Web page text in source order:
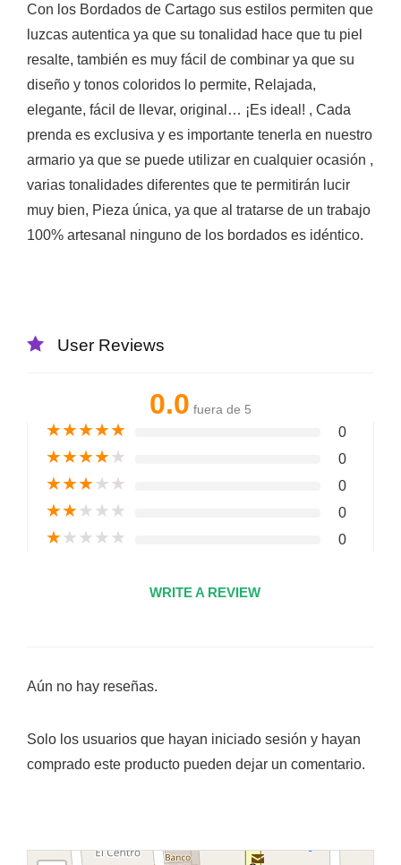
Con los Bordados de Cartago sus estilos permiten que
luzcas autentica ya que su tonalidad hace que tu piel
resalte, también es muy fácil de combinar ya que su
diseño y tonos coloridos lo permite, Relajada,
elegante, fácil de llevar, original… ¡Es ideal! , Cada
prenda es exclusiva y es importante tenerla en nuestro
armario ya que se puede utilizar en cualquier ocasión ,
varias tonalidades diferentes que te permitirán lucir
muy bien, Pieza única, ya que al tratarse de un trabajo
100% artesanal ninguno de los bordados es idéntico.
User Reviews
0.0 fuera de 5
★★★★★ 0
★★★★★ 0
★★★★★ 0
★★★★★ 0
★★★★★ 0
WRITE A REVIEW
Aún no hay reseñas.
Solo los usuarios que hayan iniciado sesión y hayan
comprado este producto pueden dejar un comentario.